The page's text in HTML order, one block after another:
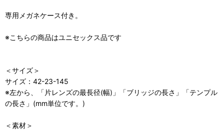
専用メガネケース付き。
※こちらの商品はユニセックス品です
＜サイズ＞
サイズ：42-23-145
※左から、「片レンズの最長径(幅)」「ブリッジの長さ」「テンプル
の長さ」(mm単位です。)
＜素材＞